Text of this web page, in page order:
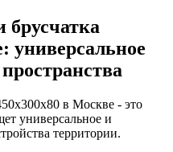
брусчатка
универсальное
в Москве - это
универсальное и
территории.